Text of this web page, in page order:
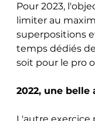
Pour 2023,
limiter au
superpositions
temps dédiés
soit pour le pro
2022, une belle